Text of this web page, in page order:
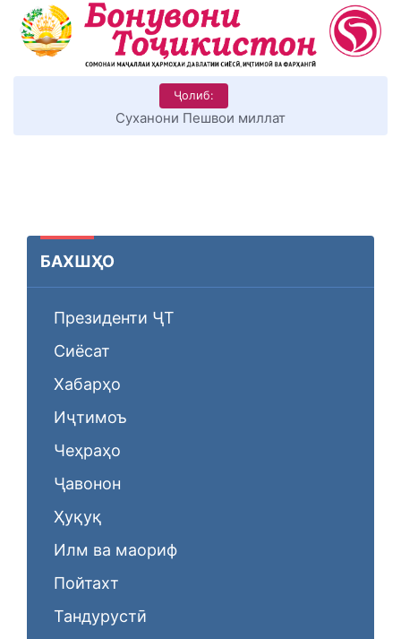
Ҷолиб:
КИТОБХОНИРО ДАР ХУД ТАШАККУЛ ДИҲЕМ
БАХШҲО
Президенти ҶТ
Сиёсат
Хабарҳо
Иҷтимоъ
Чеҳраҳо
Ҷавонон
Ҳуқуқ
Илм ва маориф
Пойтахт
Тандурустӣ